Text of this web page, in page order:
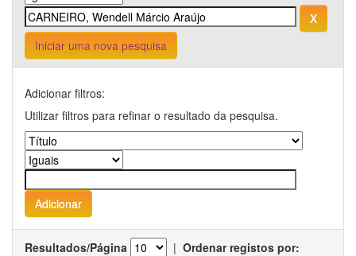
Iniciar uma nova pesquisa
Adicionar filtros:
Utilizar filtros para refinar o resultado da pesquisa.
Resultados/Página | Ordenar registos por: